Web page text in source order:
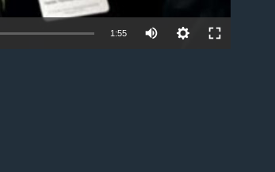
1:55